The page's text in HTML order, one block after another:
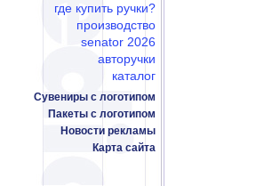
где купить ручки?
производство
senator 2026
авторучки
каталог
Сувениры с логотипом
Пакеты с логотипом
Новости рекламы
Карта сайта